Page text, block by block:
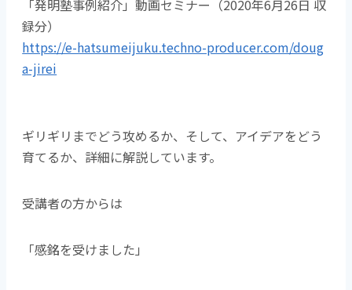
「発明塾事例紹介」動画セミナー（2020年6月26日 収
録分）
https://e-hatsumeijuku.techno-producer.com/doug
a-jirei
ギリギリまでどう攻めるか、そして、アイデアをどう
育てるか、詳細に解説しています。
受講者の方からは
「感銘を受けました」